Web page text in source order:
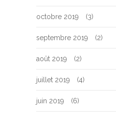
octobre 2019 (3)
septembre 2019 (2)
août 2019 (2)
juillet 2019 (4)
juin 2019 (6)